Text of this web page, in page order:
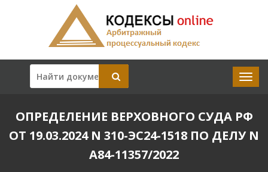
ОПРЕДЕЛЕНИЕ ВЕРХОВНОГО СУДА РФ
ОТ 19.03.2024 N 310-ЭС24-1518 ПО ДЕЛУ N
А84-11357/2022